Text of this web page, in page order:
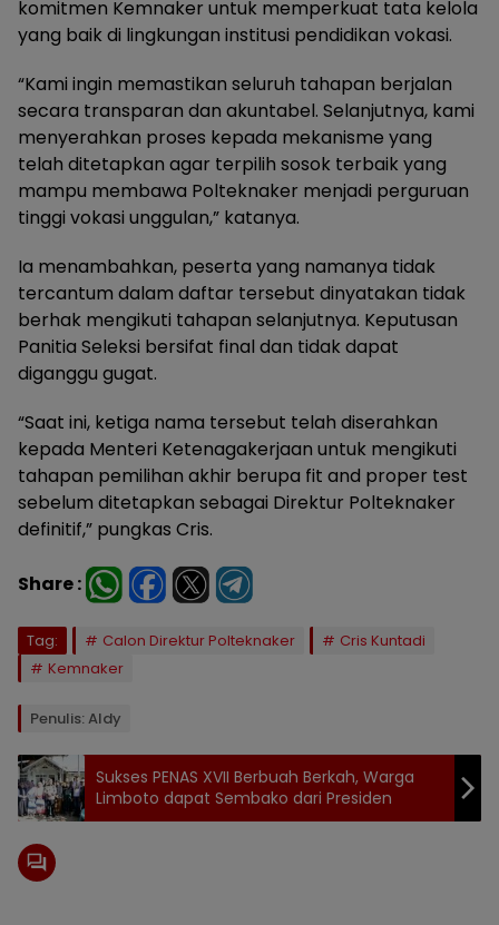
komitmen Kemnaker untuk memperkuat tata kelola
yang baik di lingkungan institusi pendidikan vokasi.
“Kami ingin memastikan seluruh tahapan berjalan
secara transparan dan akuntabel. Selanjutnya, kami
menyerahkan proses kepada mekanisme yang
telah ditetapkan agar terpilih sosok terbaik yang
mampu membawa Polteknaker menjadi perguruan
tinggi vokasi unggulan,” katanya.
Ia menambahkan, peserta yang namanya tidak
tercantum dalam daftar tersebut dinyatakan tidak
berhak mengikuti tahapan selanjutnya. Keputusan
Panitia Seleksi bersifat final dan tidak dapat
diganggu gugat.
“Saat ini, ketiga nama tersebut telah diserahkan
kepada Menteri Ketenagakerjaan untuk mengikuti
tahapan pemilihan akhir berupa fit and proper test
sebelum ditetapkan sebagai Direktur Polteknaker
definitif,” pungkas Cris.
Share :
Tag: Calon Direktur Polteknaker
Cris Kuntadi
Kemnaker
Penulis: Aldy
Sukses PENAS XVII Berbuah Berkah, Warga
Limboto dapat Sembako dari Presiden